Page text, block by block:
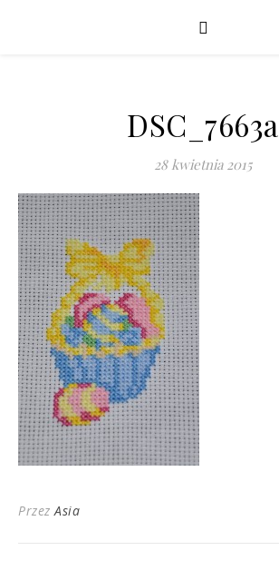
DSC_7663a
28 kwietnia 2015
PrzezAsia